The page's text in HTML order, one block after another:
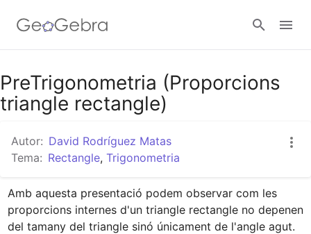
Google Classroom
PreTrigonometria (Proporcions
triangle rectangle)
Autor: David Rodríguez Matas
Tema: Rectangle, Trigonometria
Amb aquesta presentació podem observar com les
proporcions internes d'un triangle rectangle no depenen
del tamany del triangle sinó únicament de l'angle agut.